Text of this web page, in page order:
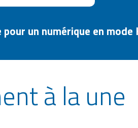
un numérique en mode
à la une